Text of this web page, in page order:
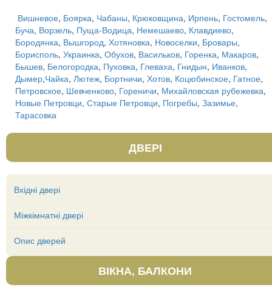
Вишневое, Боярка, Чабаны, Крюковщина, Ирпень, Гостомель,
Буча, Ворзель, Пуща-Водица, Немешаево, Клавдиево,
Бородянка, Вышгород, Хотяновка, Новоселки, Бровары,
Борисполь, Украинка, Обухов, Васильков, Горенка, Макаров,
Бышев, Белогородка, Пуховка, Глеваха, Гнидын, Иванков,
Дымер,Чайка, Лютеж, Бортничи, Хотов, Коцюбинское, Гатное,
Петровское, Шевченково, Гореничи, Михайловская рубежевка,
Новые Петровци, Старые Петровци, Погребы, Зазимье,
Тарасовка
ДВЕРІ
Вхідні двері
Міжкімнатні двері
Опис дверей
ВІКНА, БАЛКОНИ